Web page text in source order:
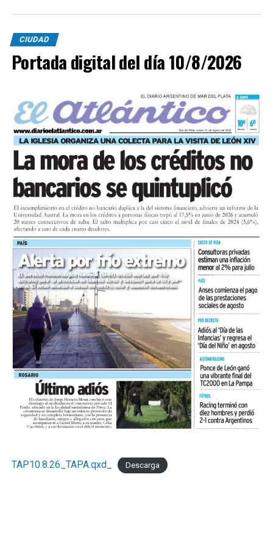
CIUDAD
Portada digital del día 10/8/2026
TAP10.8.26_TAPA.qxd_ Descarga